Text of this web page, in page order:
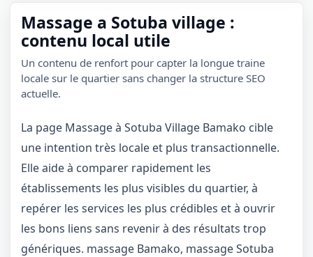
Massage a Sotuba village :
contenu local utile
Un contenu de renfort pour capter la longue traine
locale sur le quartier sans changer la structure SEO
actuelle.
La page Massage à Sotuba Village Bamako cible
une intention très locale et plus transactionnelle.
Elle aide à comparer rapidement les
établissements les plus visibles du quartier, à
repérer les services les plus crédibles et à ouvrir
les bons liens sans revenir à des résultats trop
génériques. massage Bamako, massage Sotuba